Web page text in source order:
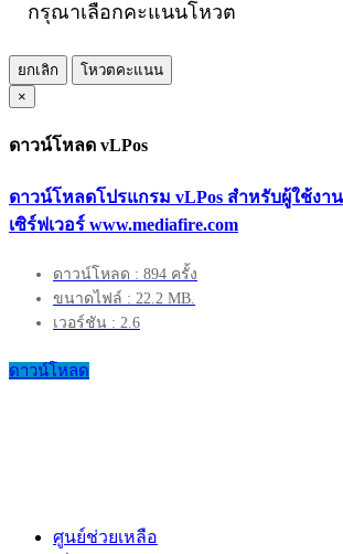
กรุณาเลือกคะแนนโหวต
ยกเลิก
โหวตคะแนน
×
ดาวน์โหลด vLPos
ดาวน์โหลดโปรแกรม vLPos สำหรับผู้ใช้งา
เซิร์ฟเวอร์ www.mediafire.com
ดาวน์โหลด : 894 ครั้ง
ขนาดไฟล์ : 22.2 MB.
เวอร์ชัน : 2.6
ดาวน์โหลด
ศูนย์ช่วยเหลือ